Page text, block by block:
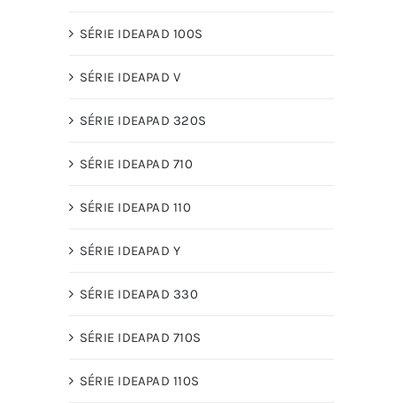
SÉRIE IDEAPAD 100S
SÉRIE IDEAPAD V
SÉRIE IDEAPAD 320S
SÉRIE IDEAPAD 710
SÉRIE IDEAPAD 110
SÉRIE IDEAPAD Y
SÉRIE IDEAPAD 330
SÉRIE IDEAPAD 710S
SÉRIE IDEAPAD 110S